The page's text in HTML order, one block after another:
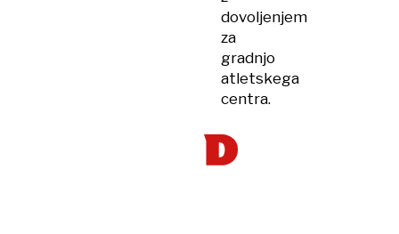
dovoljenjem
za
gradnjo
atletskega
centra.